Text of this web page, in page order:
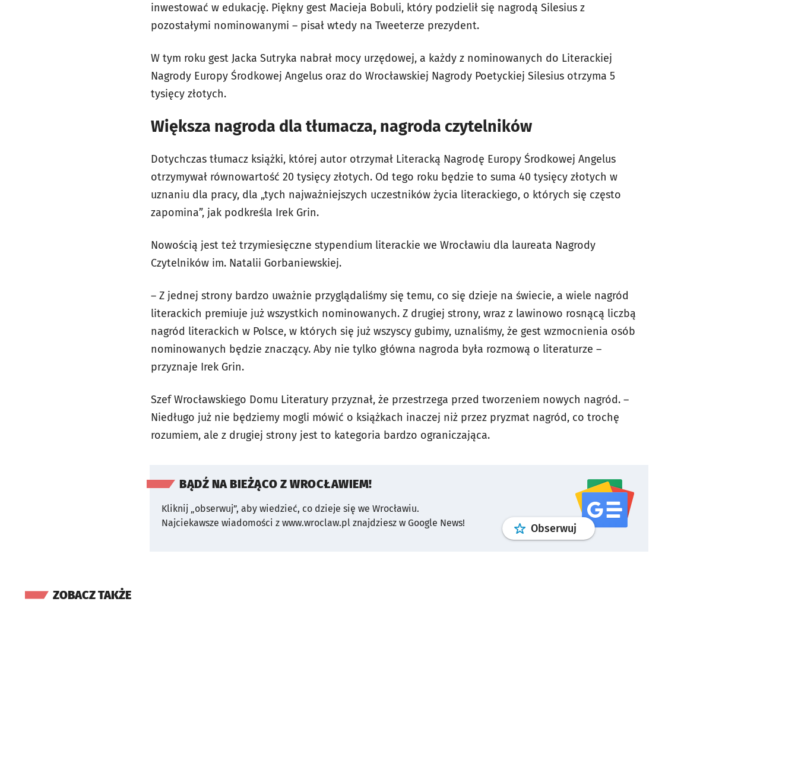
inwestować w edukację. Piękny gest Macieja Bobuli, który podzielił się nagrodą Silesius z
pozostałymi nominowanymi – pisał wtedy na Tweeterze prezydent.
W tym roku gest Jacka Sutryka nabrał mocy urzędowej, a każdy z nominowanych do Literackiej
Nagrody Europy Środkowej Angelus oraz do Wrocławskiej Nagrody Poetyckiej Silesius otrzyma 5
tysięcy złotych.
Większa nagroda dla tłumacza, nagroda czytelników
Dotychczas tłumacz książki, której autor otrzymał Literacką Nagrodę Europy Środkowej Angelus
otrzymywał równowartość 20 tysięcy złotych. Od tego roku będzie to suma 40 tysięcy złotych w
uznaniu dla pracy, dla „tych najważniejszych uczestników życia literackiego, o których się często
zapomina”, jak podkreśla Irek Grin.
Nowością jest też trzymiesięczne stypendium literackie we Wrocławiu dla laureata Nagrody
Czytelników im. Natalii Gorbaniewskiej.
– Z jednej strony bardzo uważnie przyglądaliśmy się temu, co się dzieje na świecie, a wiele nagród
literackich premiuje już wszystkich nominowanych. Z drugiej strony, wraz z lawinowo rosnącą liczbą
nagród literackich w Polsce, w których się już wszyscy gubimy, uznaliśmy, że gest wzmocnienia osób
nominowanych będzie znaczący. Aby nie tylko główna nagroda była rozmową o literaturze –
przyznaje Irek Grin.
Szef Wrocławskiego Domu Literatury przyznał, że przestrzega przed tworzeniem nowych nagród. –
Niedługo już nie będziemy mogli mówić o książkach inaczej niż przez pryzmat nagród, co trochę
rozumiem, ale z drugiej strony jest to kategoria bardzo ograniczająca.
BĄDŹ NA BIEŻĄCO Z WROCŁAWIEM!
Kliknij „obserwuj”, aby wiedzieć, co dzieje się we Wrocławiu.
Najciekawsze wiadomości z www.wroclaw.pl znajdziesz w Google News!
Obserwuj profilgoogle news
ZOBACZ TAKŻE